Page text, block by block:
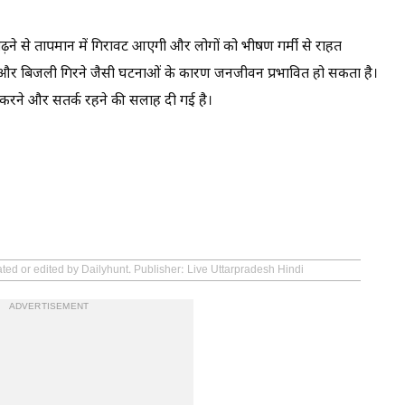
से तापमान में गिरावट आएगी और लोगों को भीषण गर्मी से राहत
बिजली गिरने जैसी घटनाओं के कारण जनजीवन प्रभावित हो सकता है।
और सतर्क रहने की सलाह दी गई है।
or edited by Dailyhunt. Publisher: Live Uttarpradesh Hindi
ADVERTISEMENT